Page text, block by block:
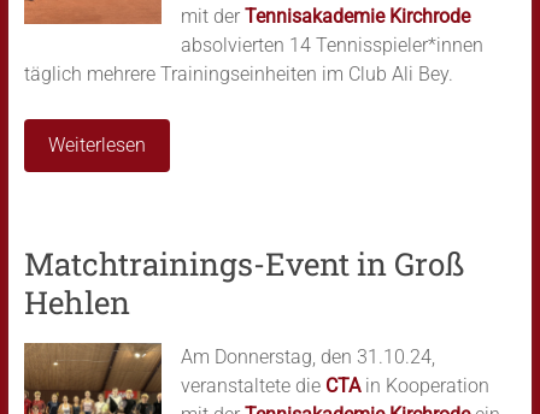
mit derTennisakademie Kirchrode
absolvierten 14 Tennisspieler*innen
täglich mehrere Trainingseinheiten im Club Ali Bey.
Weiterlesen
Matchtrainings-Event in Groß
Hehlen
Am Donnerstag, den 31.10.24,
veranstaltete die CTAin Kooperation